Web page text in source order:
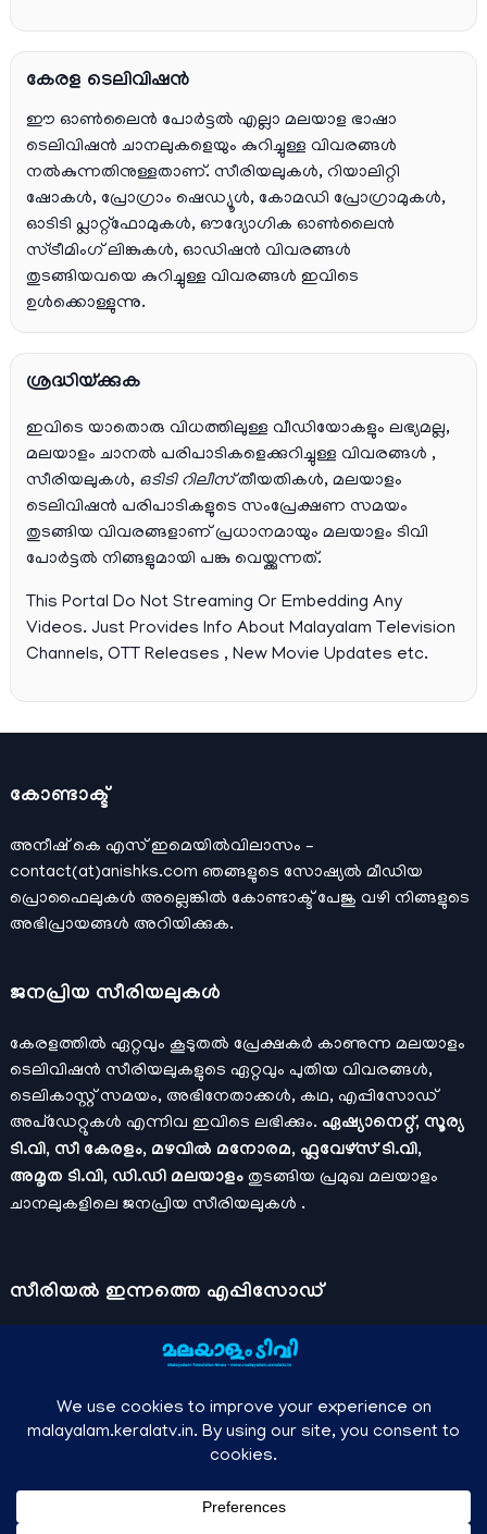
കേരള ടെലിവിഷൻ
ഈ ഓൺലൈൻ പോർട്ടൽ എല്ലാ മലയാള ഭാഷാ
ടെലിവിഷൻ ചാനലുകളെയും കുറിച്ചുള്ള വിവരങ്ങൾ
നൽകുന്നതിനുള്ളതാണ്. സീരിയലുകൾ, റിയാലിറ്റി
ഷോകൾ, പ്രോഗ്രാം ഷെഡ്യൂൾ, കോമഡി പ്രോഗ്രാമുകൾ,
ഓടിടി പ്ലാറ്റ്‌ഫോമുകൾ, ഔദ്യോഗിക ഓൺലൈൻ
സ്ട്രീമിംഗ് ലിങ്കുകൾ, ഓഡിഷൻ വിവരങ്ങൾ
തുടങ്ങിയവയെ കുറിച്ചുള്ള വിവരങ്ങൾ ഇവിടെ
ഉൾക്കൊള്ളുന്നു.
ശ്രദ്ധിയ്ക്കുക
ഇവിടെ യാതൊരു വിധത്തിലുള്ള വീഡിയോകളും ലഭ്യമല്ല,
മലയാളം ചാനല്‍ പരിപാടികളെക്കുറിച്ചുള്ള വിവരങ്ങള്‍ ,
സീരിയലുകള്‍, ഒടിടി റിലീസ്തീയതികള്‍, മലയാളം
ടെലിവിഷന്‍ പരിപാടികളുടെ സംപ്രേക്ഷണ സമയം
തുടങ്ങിയ വിവരങ്ങളാണ് പ്രധാനമായും മലയാളം ടിവി
പോര്‍ട്ടല്‍ നിങ്ങളുമായി പങ്കു വെയ്ക്കുന്നത്.
This Portal Do Not Streaming Or Embedding Any
Videos. Just Provides Info About Malayalam Television
Channels, OTT Releases , New Movie Updates etc.
കോണ്ടാക്ട്
അനീഷ്‌ കെ എസ് ഇമെയില്‍വിലാസം –
contact(at)anishks.com ഞങ്ങളുടെ സോഷ്യല്‍ മീഡിയ
പ്രൊഫൈലുകള്‍ അല്ലെങ്കില്‍ കോണ്ടാക്ട്പേജു വഴി നിങ്ങളുടെ
അഭിപ്രായങ്ങള്‍ അറിയിക്കുക.
ജനപ്രിയ സീരിയലുകള്‍
കേരളത്തിൽ ഏറ്റവും കൂടുതൽ പ്രേക്ഷകർ കാണുന്ന മലയാളം
ടെലിവിഷൻ സീരിയലുകളുടെ ഏറ്റവും പുതിയ വിവരങ്ങൾ,
ടെലികാസ്റ്റ് സമയം, അഭിനേതാക്കൾ, കഥ, എപ്പിസോഡ്
അപ്ഡേറ്റുകൾ എന്നിവ ഇവിടെ ലഭിക്കും. ഏഷ്യാനെറ്റ്, സൂര്യ
ടി.വി, സീ കേരളം, മഴവിൽ മനോരമ, ഫ്ലവേഴ്സ് ടി.വി,
അമൃത ടി.വി, ഡി.ഡി മലയാളം തുടങ്ങിയ പ്രമുഖ മലയാളം
ചാനലുകളിലെ ജനപ്രിയ സീരിയലുകൾ .
സീരിയല്‍ ഇന്നത്തെ എപ്പിസോഡ്
ചാനലുകളുടെ ഔദ്യോഗിക മൊബൈല്‍ ആപ്പുകള്‍ , ഒഫിഷ്യല്‍
യൂട്യൂബ് ചാനല്‍ ഇവ ഉപയോഗപ്പെടുത്തി കഴിഞ്ഞുപോയ
മനോരമ മാക്സ് , സണ്‍ നെക്സ്റ്റ്, സോണി ലിവ് , നെറ്റ് ഫ്ലിക്സ്
തുടങ്ങിയ ഒടിടി ആപ്പുകള്‍ വഴിയുള്ള സിനിമ ഓണ്‍ലൈന്‍